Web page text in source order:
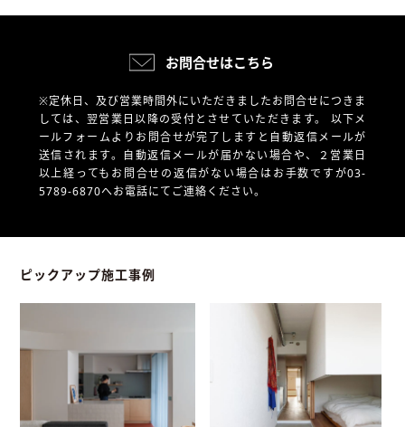
お問合せはこちら
※定休日、及び営業時間外にいただきましたお問合せにつきま
しては、翌営業日以降の受付とさせていただきます。 以下メ
ールフォームよりお問合せが完了しますと自動返信メールが
送信されます。自動返信メールが届かない場合や、
２営業日
以上経ってもお問合せの返信がない場合はお手数ですが03-
5789-6870へお電話にてご連絡ください。
ピックアップ施工事例